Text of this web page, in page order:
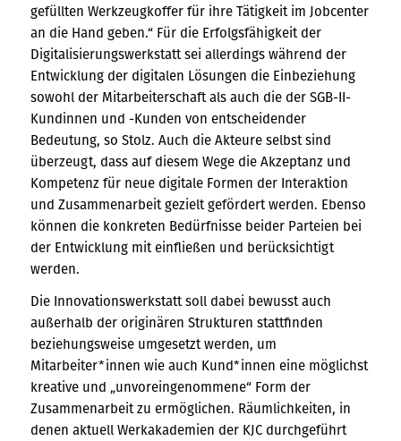
gefüllten Werkzeugkoffer für ihre Tätigkeit im Jobcenter
an die Hand geben.“ Für die Erfolgsfähigkeit der
Digitalisierungswerkstatt sei allerdings während der
Entwicklung der digitalen Lösungen die Einbeziehung
sowohl der Mitarbeiterschaft als auch die der SGB-II-
Kundinnen und -Kunden von entscheidender
Bedeutung, so Stolz. Auch die Akteure selbst sind
überzeugt, dass auf diesem Wege die Akzeptanz und
Kompetenz für neue digitale Formen der Interaktion
und Zusammenarbeit gezielt gefördert werden. Ebenso
können die konkreten Bedürfnisse beider Parteien bei
der Entwicklung mit einfließen und berücksichtigt
werden.
Die Innovationswerkstatt soll dabei bewusst auch
außerhalb der originären Strukturen stattfinden
beziehungsweise umgesetzt werden, um
Mitarbeiter*innen wie auch Kund*innen eine möglichst
kreative und „unvoreingenommene“ Form der
Zusammenarbeit zu ermöglichen. Räumlichkeiten, in
denen aktuell Werkakademien der KJC durchgeführt